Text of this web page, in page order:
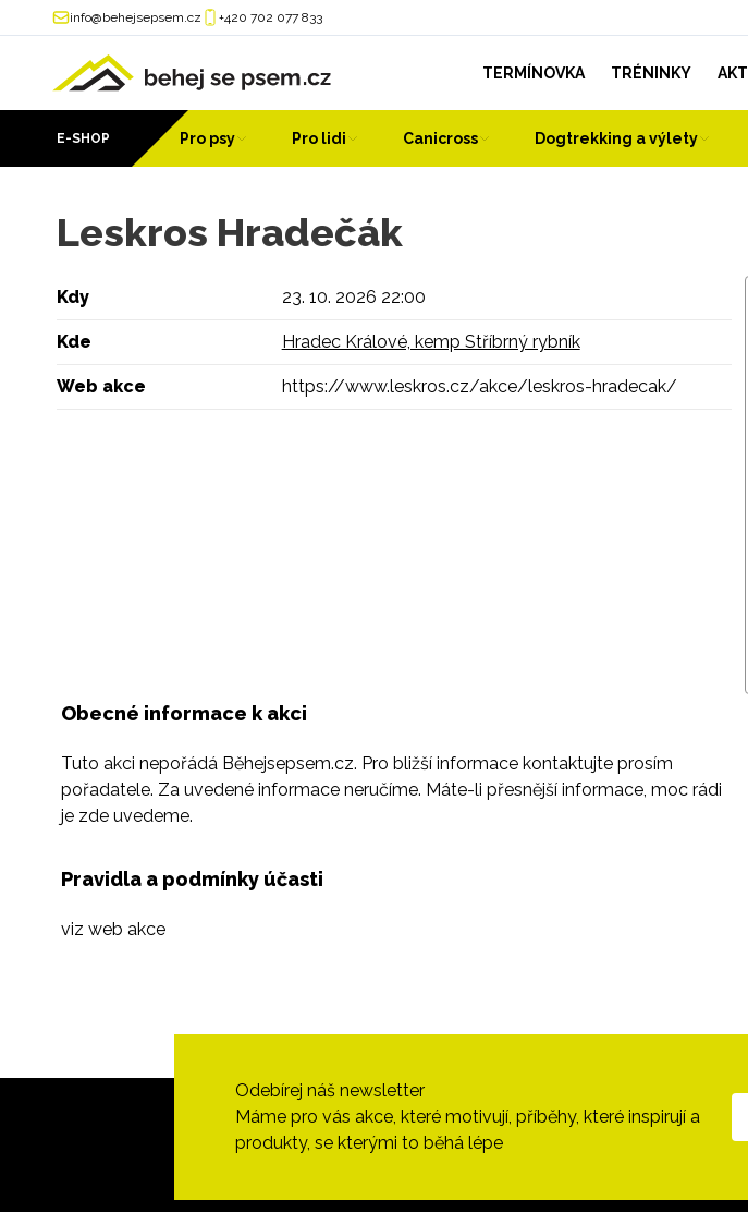
info@behejsepsem.cz +420 702 077 833
TERMÍNOVKA TRÉNINKY
E-SHOP Pro psy Pro lidi Canicross Dogtrekking a výlety
Leskros Hradečák
Kdy 23. 10. 2026 22:00
Kde Hradec Králové, kemp Stříbrný rybník
Web akce https://www.leskros.cz/akce/leskros-hradecak/
Obecné informace k akci
Tuto akci nepořádá Běhejsepsem.cz. Pro bližší informace kontaktujte prosím
pořadatele. Za uvedené informace neručíme. Máte-li přesnější informace, moc rádi
je zde uvedeme.
Pravidla a podmínky účasti
viz web akce
Odebírej náš newsletter
Máme pro vás akce, které motivují, příběhy, které inspirují a
produkty, se kterými to běhá lépe